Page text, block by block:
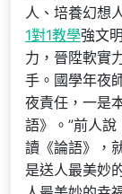
人、培養幻想
1對1教學強文
力，晉陞軟實
手。國學年夜
夜責任，一是
語》。”前人說
讀《論語》，
是送人最美妙